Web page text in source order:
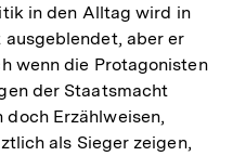
in den Alltag wird in
aber er
wenn die Protagonisten
der Staatsmacht
doch Erzählweisen,
als Sieger zeigen,